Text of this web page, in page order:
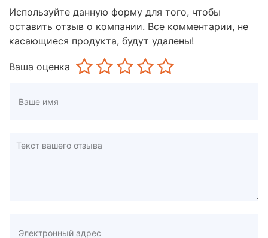
Используйте данную форму для того, чтобы
оставить отзыв о компании. Все комментарии, не
касающиеся продукта, будут удалены!
Ваша оценка